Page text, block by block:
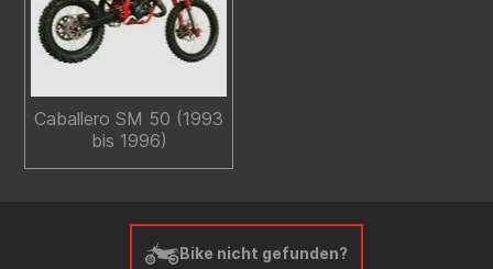
Caballero SM 50 (1993
bis 1996)
Bike nicht gefunden?